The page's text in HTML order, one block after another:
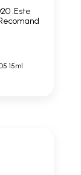
.Este
15ml